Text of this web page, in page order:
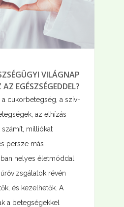
VILÁGNAP
EGÉSZSÉGEDDEL?
cukorbetegség, a szív-
az elhízás
milliókat
persze más
helyes életmóddal
révén
és kezelhetők. A
a betegségekkel